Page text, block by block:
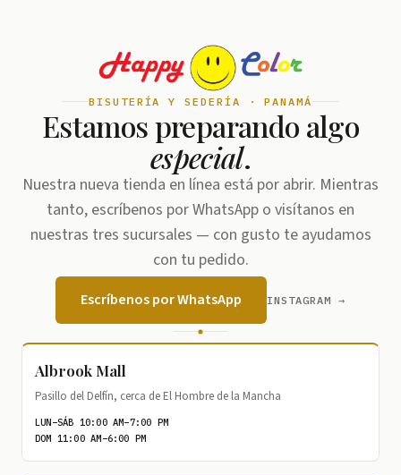
BISUTERÍA Y SEDERÍA · PANAMÁ
Estamos preparando algo
especial.
Nuestra nueva tienda en línea está por abrir. Mientras
tanto, escríbenos por WhatsApp o visítanos en
nuestras tres sucursales — con gusto te ayudamos
con tu pedido.
Escríbenos por WhatsApp INSTAGRAM →
Albrook Mall
Pasillo del Delfín, cerca de El Hombre de la Mancha
LUN–SÁB 10:00 AM–7:00 PM
DOM 11:00 AM–6:00 PM